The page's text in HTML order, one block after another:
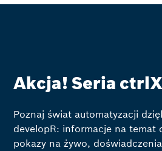
Akcja! Seria
Poznaj świat automatyzacji
developR: informacje na temat
pokazy na żywo,